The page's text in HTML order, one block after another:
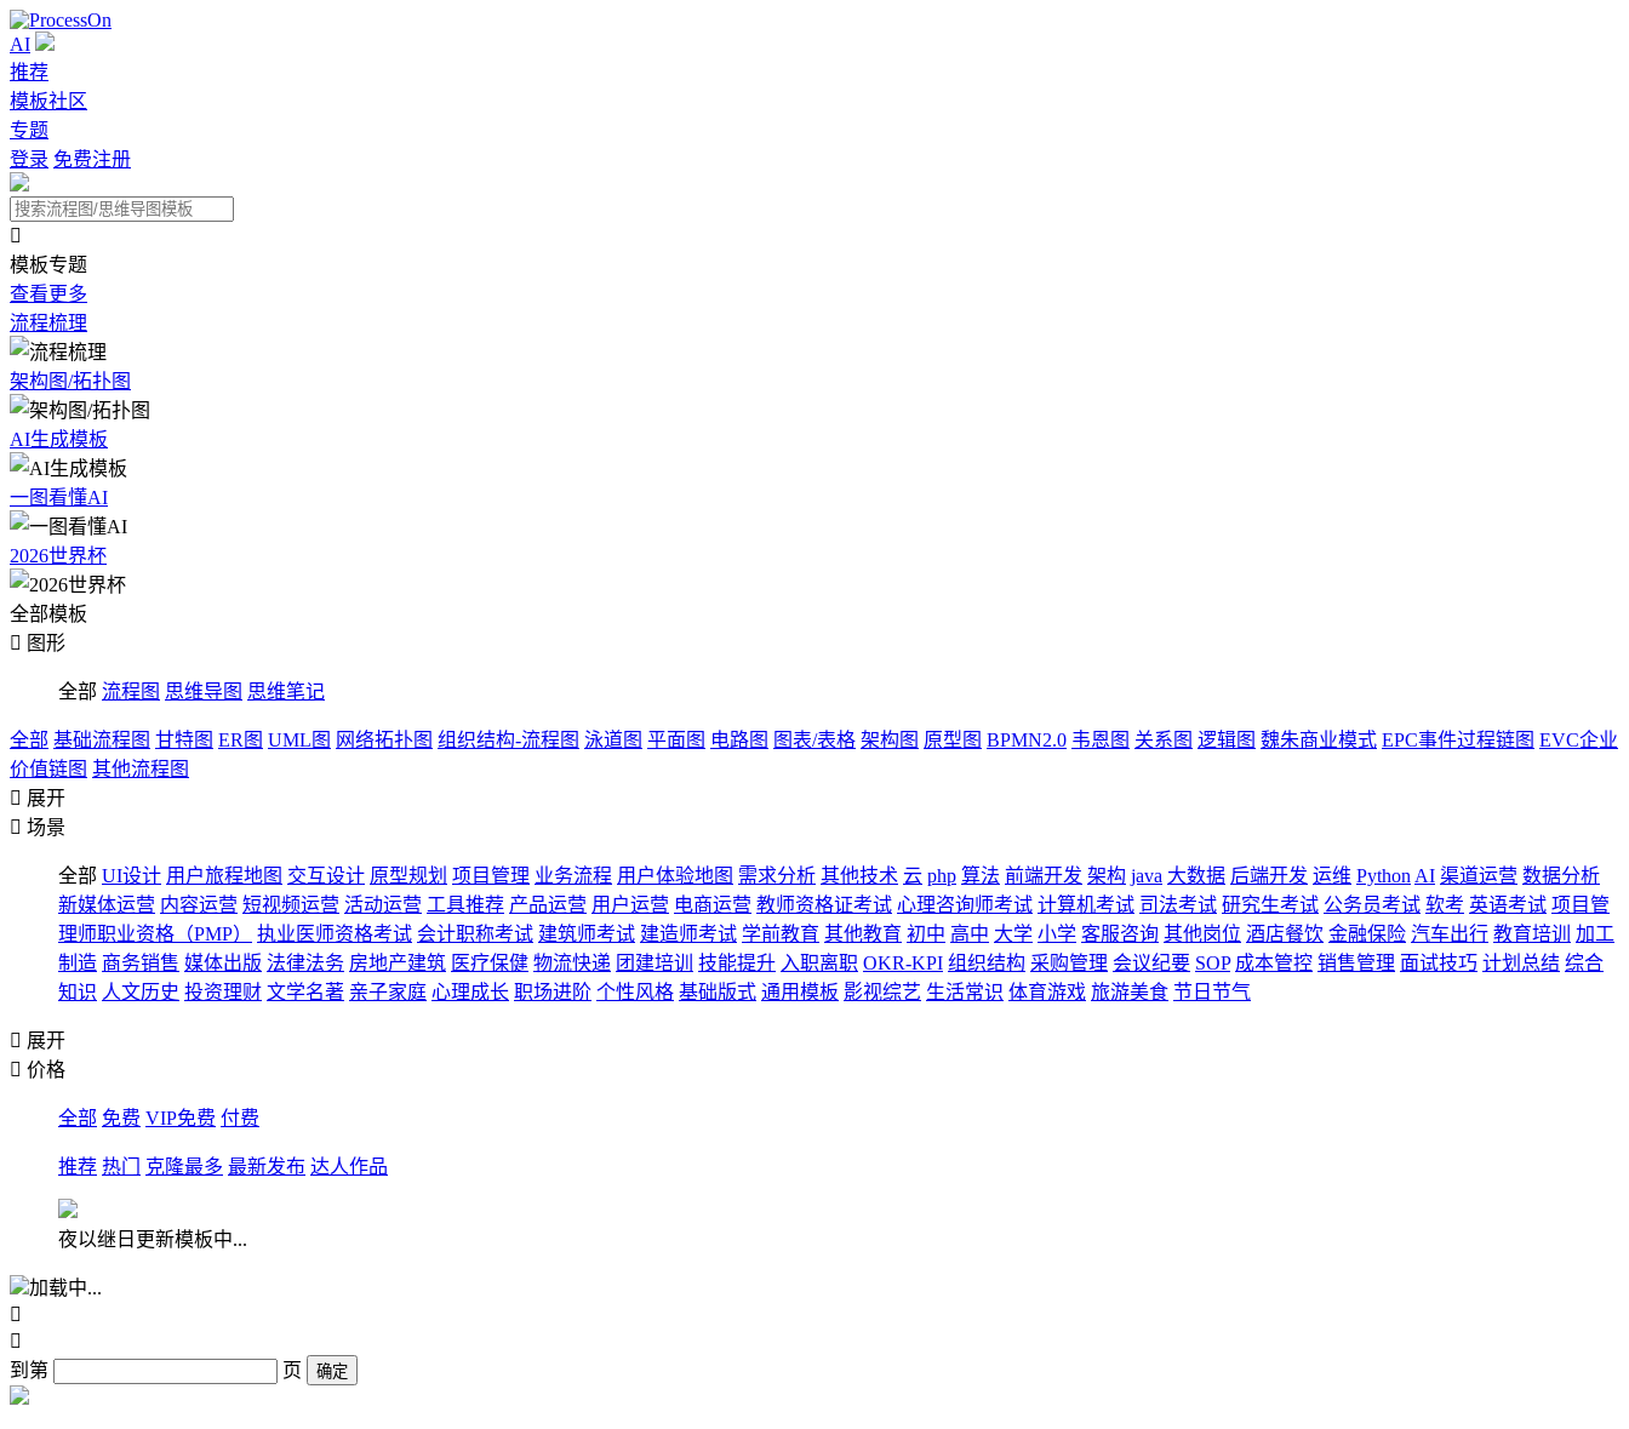
AI
推荐
模板社区
专题
登录 免费注册

模板专题
查看更多
流程梳理
架构图/拓扑图
AI生成模板
一图看懂AI
2026世界杯
全部模板
 图形
全部 流程图 思维导图 思维笔记
全部 基础流程图 甘特图 ER图 UML图 网络拓扑图 组织结构-流程图 泳道图 平面图 电路图 图表/表格 架构图 原型图 BPMN2.0 韦恩图 关系图 逻辑图 魏朱商业模式 EPC事件过程链图 EVC企业
价值链图 其他流程图
 展开
 场景
全部 UI设计 用户旅程地图 交互设计 原型规划 项目管理 业务流程 用户体验地图 需求分析 其他技术 云 php 算法 前端开发 架构 java 大数据 后端开发 运维 Python AI 渠道运营 数据分析
新媒体运营 内容运营 短视频运营 活动运营 工具推荐 产品运营 用户运营 电商运营 教师资格证考试 心理咨询师考试 计算机考试 司法考试 研究生考试 公务员考试 软考 英语考试 项目管
理师职业资格（PMP）
执业医师资格考试 会计职称考试 建筑师考试 建造师考试 学前教育 其他教育 初中 高中 大学 小学 客服咨询 其他岗位 酒店餐饮 金融保险 汽车出行 教育培训
加工
制造 商务销售 媒体出版 法律法务 房地产建筑 医疗保健 物流快递 团建培训 技能提升 入职离职 OKR-KPI 组织结构 采购管理 会议纪要 SOP 成本管控 销售管理 面试技巧 计划总结 综合
知识 人文历史 投资理财 文学名著 亲子家庭 心理成长 职场进阶 个性风格 基础版式 通用模板 影视综艺 生活常识 体育游戏 旅游美食 节日节气
 展开
 价格
全部 免费 VIP免费 付费
推荐 热门 克隆最多 最新发布 达人作品
夜以继日更新模板中...
加载中...


到第
页 确定